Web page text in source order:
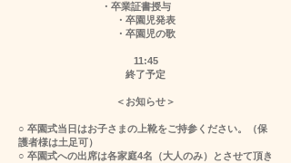
・卒業証書授与
・卒園児発表
・卒園児の歌
11:45
終了予定
＜お知らせ＞
○ 卒園式当日はお子さまの上靴をご持参ください。（保
護者様は土足可）
○ 卒園式への出席は各家庭4名（大人のみ）とさせて頂き